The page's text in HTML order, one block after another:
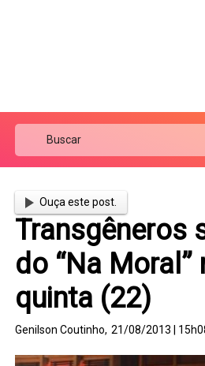
Ouça este post.
Transgêneros
do “Na Moral”
quinta (22)
Genilson Coutinho, 21/08/2013 |